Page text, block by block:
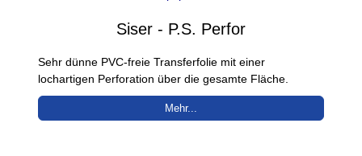
Siser - P.S. Perfor
Sehr dünne PVC-freie Transferfolie mit einer
lochartigen Perforation über die gesamte Fläche.
Mehr...